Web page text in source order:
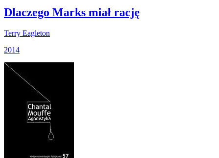
Dlaczego Marks miał rację
Terry Eagleton
2014